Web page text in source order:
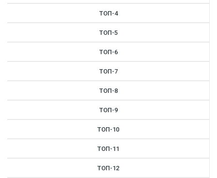
ТОП-4
ТОП-5
ТОП-6
ТОП-7
ТОП-8
ТОП-9
ТОП-10
ТОП-11
ТОП-12